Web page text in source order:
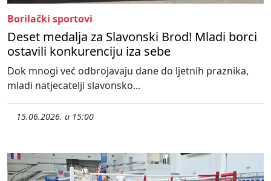
Borilački sportovi
Deset medalja za Slavonski Brod! Mladi borci
ostavili konkurenciju iza sebe
Dok mnogi već odbrojavaju dane do ljetnih praznika,
mladi natjecatelji slavonsko...
15.06.2026. u 15:00